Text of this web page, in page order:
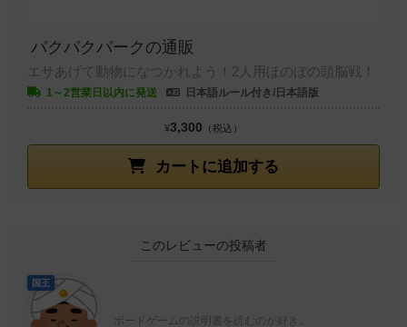
パクパクパークの通販
エサあげて動物になつかれよう！2人用ほのぼの頭脳戦！
1～2営業日以内に発送 日本語ルール付き/日本語版
カートに追加する
¥3,300 （税込）
このレビューの投稿者
国王
ボードゲームの説明書を読むのが好き。